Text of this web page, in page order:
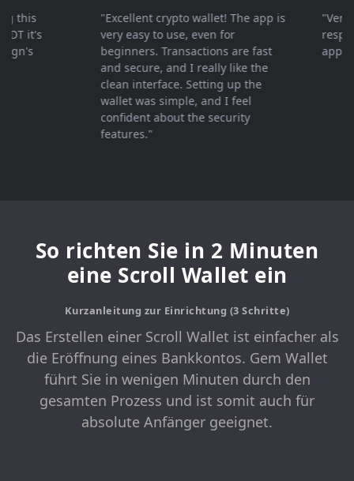
it's
"Excellent crypto wallet! The app is
very easy to use, even for
beginners. Transactions are fast
and secure, and I really like the
clean interface. Setting up the
wallet was simple, and I feel
confident about the security
features."
"Very
So richten Sie in 2 Minuten
eine Scroll Wallet ein
Kurzanleitung zur Einrichtung (3 Schritte)
Das Erstellen einer Scroll Wallet ist einfacher als
die Eröffnung eines Bankkontos. Gem Wallet
führt Sie in wenigen Minuten durch den
gesamten Prozess und ist somit auch für
absolute Anfänger geeignet.